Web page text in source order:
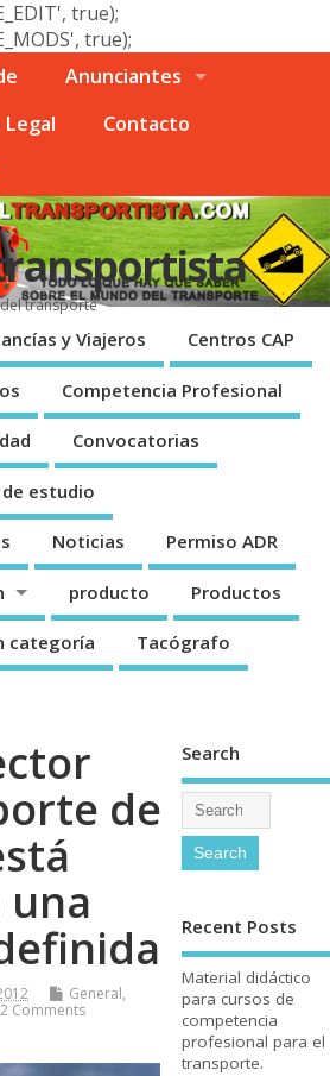
true);
true);
Anunciantes
Contacto
transporte
y Viajeros Centros CAP
Competencia Profesional
Convocatorias
estudio
Noticias Permiso ADR
producto Productos
categorí­a Tacógrafo
de
una
General,
2 Comments
Search
Recent Posts
Material didáctico
para cursos de
competencia
profesional para el
transporte.